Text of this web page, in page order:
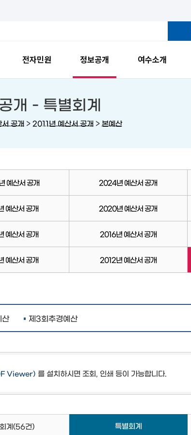
전자민원 정보공개 여수소개
개 - 특별회계
서 공개> 2011년 예산서 공개> 본예산
예산서 공개 2024년 예산서 공개
예산서 공개 2020년 예산서 공개
예산서 공개 2016년 예산서 공개
예산서 공개 2012년 예산서 공개
산 제3회추경예산
Viewer) 를 설치하시면 조회, 인쇄 등이 가능합니다.
계(56건) 특별회계